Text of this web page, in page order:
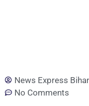
News Express Bihar
No Comments